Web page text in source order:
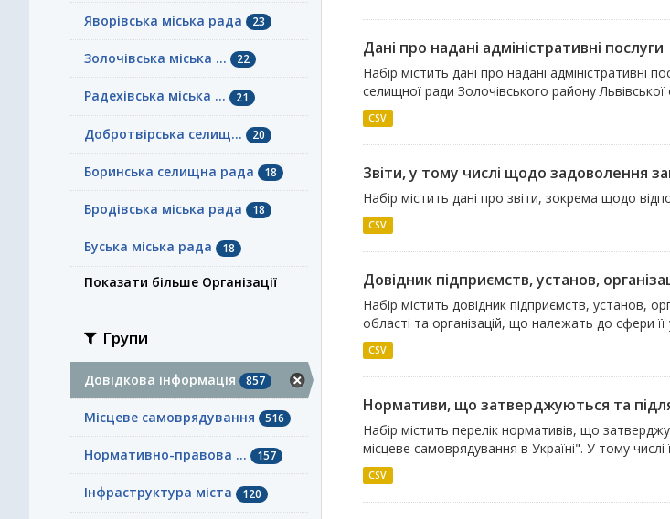
Яворівська міська рада 23
Золочівська міська ... 22
Радехівська міська ... 21
Добротвірська селищ... 20
Боринська селищна рада 18
Бродівська міська рада 18
Буська міська рада 18
Показати більше Організації
Групи
Довідкова інформація 857
Місцеве самоврядування 516
Нормативно-правова ... 157
Інфраструктура міста 120
Дані про надані адміністративні послуги
Набір містить дані про надані адміністративні
селищної ради Золочівського району Львівської
CSV
Звіти, у тому числі щодо задоволення
Набір містить дані про звіти, зокрема щодо
CSV
Довідник підприємств, установ,
Набір містить довідник підприємств, установ,
області та організацій, що належать до сфери її
CSV
Нормативи, що затверджуються та
Набір містить перелік нормативів, що
місцеве самоврядування в Україні". У тому числі
CSV